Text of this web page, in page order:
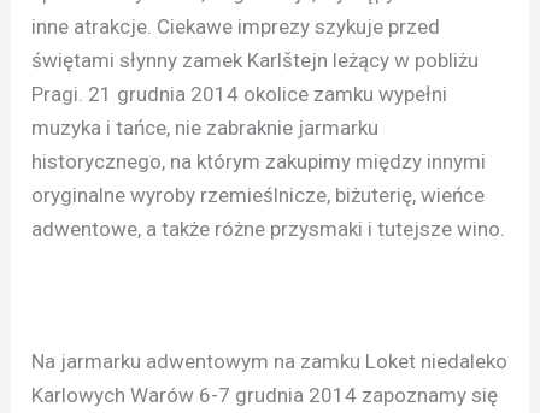
inne atrakcje. Ciekawe imprezy szykuje przed
świętami słynny zamek Karlštejn leżący w pobliżu
Pragi. 21 grudnia 2014 okolice zamku wypełni
muzyka i tańce, nie zabraknie jarmarku
historycznego, na którym zakupimy między innymi
oryginalne wyroby rzemieślnicze, biżuterię, wieńce
adwentowe, a także różne przysmaki i tutejsze wino.
Na jarmarku adwentowym na zamku Loket niedaleko
Karlowych Warów 6-7 grudnia 2014 zapoznamy się